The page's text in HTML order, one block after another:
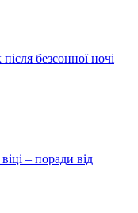
безсонної ночі
– поради від